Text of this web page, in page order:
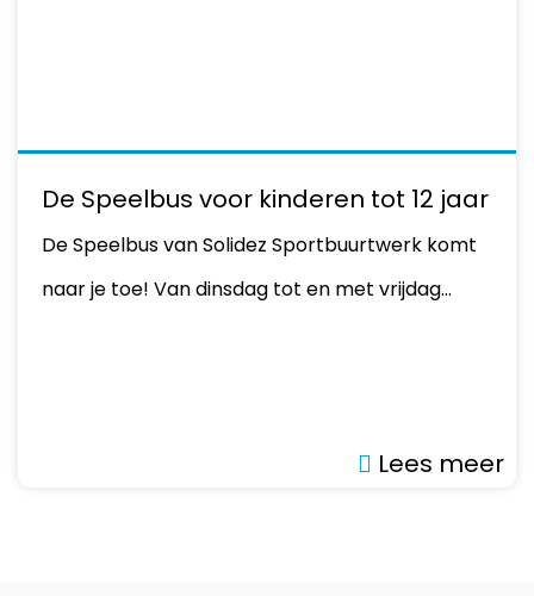
De Speelbus voor kinderen tot 12 jaar
De Speelbus van Solidez Sportbuurtwerk komt
naar je toe! Van dinsdag tot en met vrijdag…
Lees meer